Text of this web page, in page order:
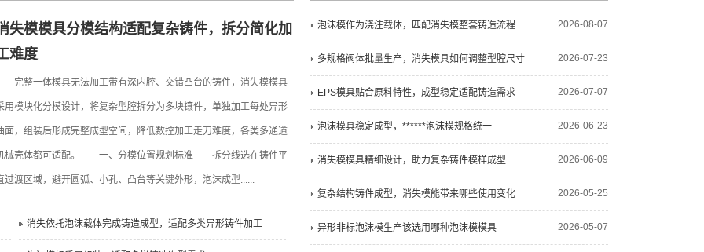
失模模具分模结构适配复杂铸件，拆分简化加
难度
整一体模具无法加工带有深内腔、交错凸台的铸件，消失模模具
用模块化分模设计，将复杂型腔拆分为多块镶件，单独加工每处异形
面，组装后形成完整成型空间，降低数控加工走刀难度，各类多通道
械壳体都可适配。 一、分模位置规划标准 拆分线选在铸件平
过渡区域，避开圆弧、小孔、凸台等关键外形，泡沫成型......
消失依托泡沫载体完成铸造成型，适配多类异形铸件加工
2026-08-07
泡沫模作为浇注载体，匹配消失模整套铸造流程
2026-07-23
多规格阀体批量生产，消失模具如何调整型腔尺寸
2026-07-07
EPS模具贴合原料特性，成型稳定适配铸造需求
2026-06-23
泡沫模具稳定成型，******泡沫模规格统一
2026-06-09
消失模模具精细设计，助力复杂铸件模样成型
2026-05-25
复杂结构铸件成型，消失模能带来哪些使用变化
2026-05-07
异形非标泡沫模生产该选用哪种泡沫模模具